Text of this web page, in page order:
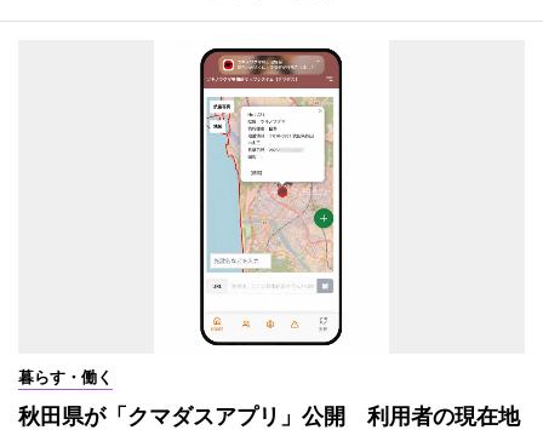
暮らす・働く
秋田県が「クマダスアプリ」公開 利用者の現在地